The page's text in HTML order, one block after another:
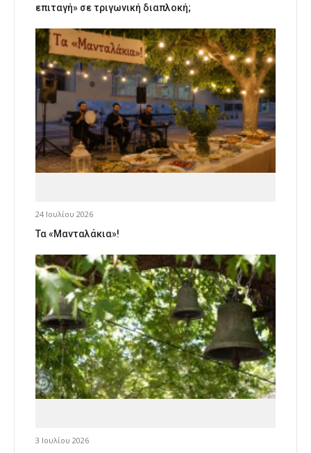
επιταγή» σε τριγωνική διαπλοκή;
24 Ιουλίου 2026
Τα «Μανταλάκια»!
3 Ιουλίου 2026